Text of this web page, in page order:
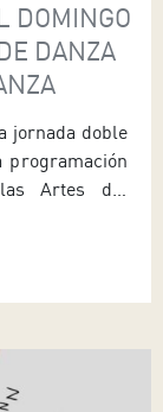
DOMINGO
DANZA
jornada doble
programación
Artes del
horas con